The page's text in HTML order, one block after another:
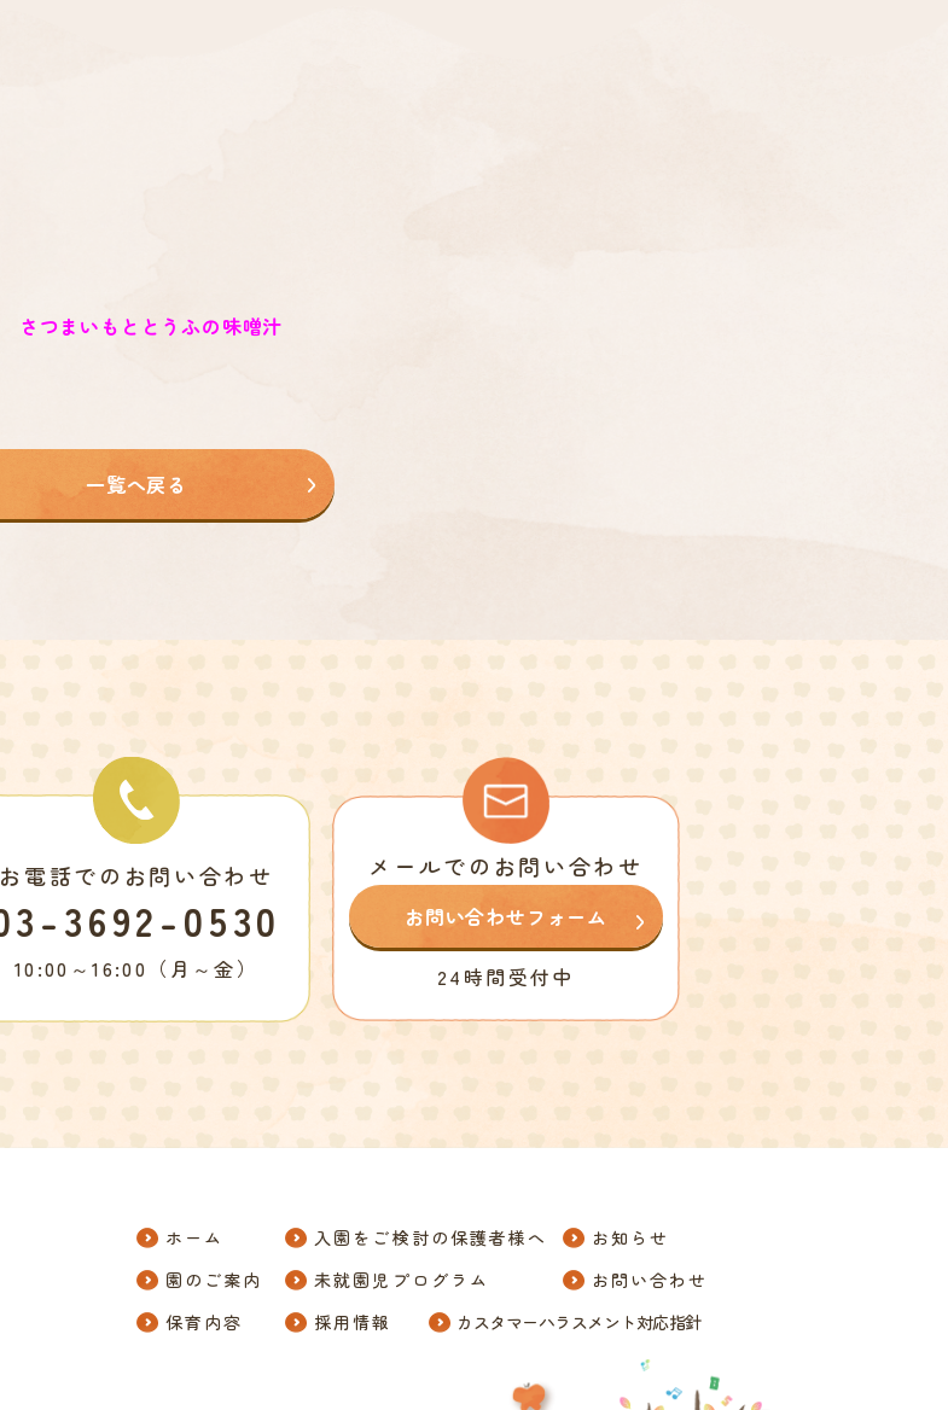
つまいもととうふの味噌汁
一覧へ戻る
お電話でのお問い合わせ
3692-0530
10:00～16:00（月～金）
メールでのお問い合わせ
お問い合わせフォーム
24時間受付中
ホーム 入園をご検討の保護者様へ
お知らせ
園のご案内
未就園児プログラム
お問い合わせ
保育内容
採用情報 カスタマーハラスメント対応指針